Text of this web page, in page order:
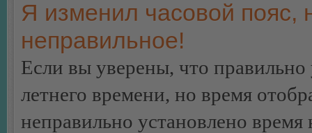
Я изменил часовой пояс,
неправильное!
Если вы уверены, что правильно
летнего времени, но время
неправильно установлено